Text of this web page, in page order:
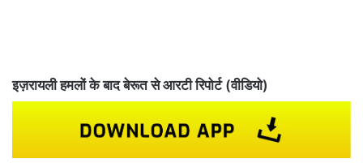
इज़रायली हमलों के बाद बेरूत से आरटी रिपोर्ट (वीडियो)